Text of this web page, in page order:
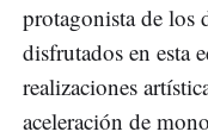
protagonista de los
disfrutados en esta
realizaciones
aceleración de